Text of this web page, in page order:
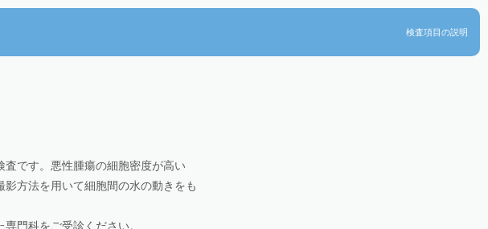
検査項目の説明
です。悪性腫瘍の細胞密度が高い
影方法を用いて細胞間の水の動きをも
門科をご受診ください。